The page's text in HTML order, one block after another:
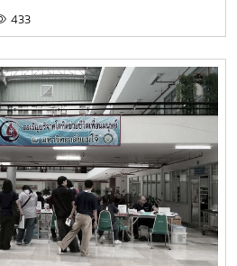
ห้องบรรยาย ชั้น 1 กองพัฒนานิสิต
อ. และเครือข่ายสมาคมอุดมศึกษา
อท.) การอบรมครั้งนี้มุ่งเน้นการ
จำเป็นในการดูแลนิสิตนักศึกษา
นด้านสุขภาพจิต: เรียนรู้แนวโน้ม
การคัดกรองและประเมินสุขภาพจิต
ฐาน เช่น DASS-21, PHQ-9 และ
เบื้องต้น: อาทิ การฟังอย่างตั้งรับ
าใจใส่ใจ (Empathy) และการ
First Aid: PFA)
433